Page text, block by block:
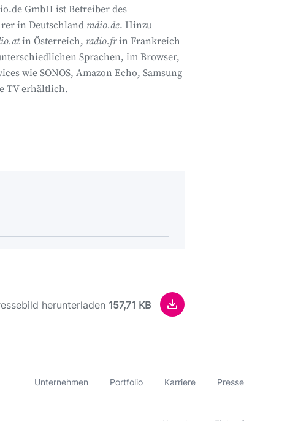
GmbH ist Betreiber des
in Deutschland radio.de. Hinzu
in Österreich, radio.frin Frankreich
Sprachen, im Browser,
wie SONOS, Amazon Echo, Samsung
TV erhältlich.
herunterladen 157,71 KB
Unternehmen Portfolio Karriere Presse